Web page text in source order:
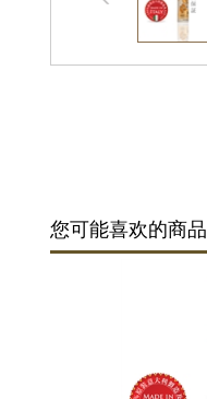
您可能喜欢的商品